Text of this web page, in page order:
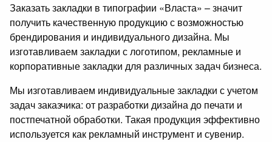
Заказать закладки в типографии «Власта» – значит
получить качественную продукцию с возможностью
брендирования и индивидуального дизайна. Мы
изготавливаем закладки с логотипом, рекламные и
корпоративные закладки для различных задач бизнеса.
Мы изготавливаем индивидуальные закладки с учетом
задач заказчика: от разработки дизайна до печати и
постпечатной обработки. Такая продукция эффективно
используется как рекламный инструмент и сувенир.